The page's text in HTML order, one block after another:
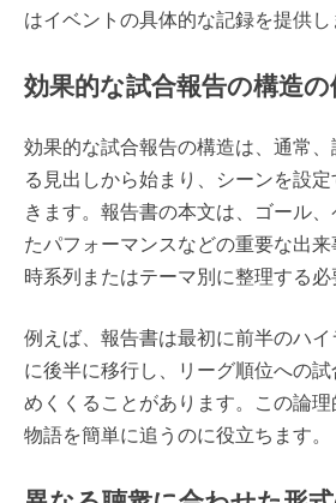
はイベントの具体的な記録を提供し
効果的な試合報告の構造の
効果的な試合報告の構造は、通常
る見出しから始まり、シーンを設
きます。報告書の本文は、ゴール
たパフォーマンスなどの重要な出来
時系列またはテーマ別に整理する必
例えば、報告書は最初に前半のハ
に後半に移行し、リーグ順位への
めくくることがあります。この論
物語を簡単に追うのに役立ちます。